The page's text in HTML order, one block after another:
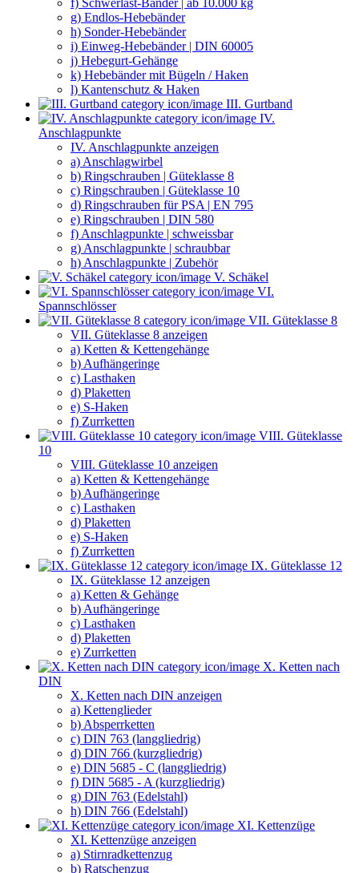
g) Endlos-Hebebänder
h) Sonder-Hebebänder
i) Einweg-Hebebänder | DIN 60005
j) Hebegurt-Gehänge
k) Hebebänder mit Bügeln / Haken
l) Kantenschutz & Haken
III. Gurtband
IV.
Anschlagpunkte
IV. Anschlagpunkte anzeigen
a) Anschlagwirbel
b) Ringschrauben | Güteklasse 8
c) Ringschrauben | Güteklasse 10
d) Ringschrauben für PSA | EN 795
e) Ringschrauben | DIN 580
f) Anschlagpunkte | schweissbar
g) Anschlagpunkte | schraubbar
h) Anschlagpunkte | Zubehör
V. Schäkel
VI.
Spannschlösser
VII. Güteklasse 8
VII. Güteklasse 8 anzeigen
a) Ketten & Kettengehänge
b) Aufhängeringe
c) Lasthaken
d) Plaketten
e) S-Haken
f) Zurrketten
VIII. Güteklasse
10
VIII. Güteklasse 10 anzeigen
a) Ketten & Kettengehänge
b) Aufhängeringe
c) Lasthaken
d) Plaketten
e) S-Haken
f) Zurrketten
IX. Güteklasse 12
IX. Güteklasse 12 anzeigen
a) Ketten & Gehänge
b) Aufhängeringe
c) Lasthaken
d) Plaketten
e) Zurrketten
X. Ketten nach
DIN
X. Ketten nach DIN anzeigen
a) Kettenglieder
b) Absperrketten
c) DIN 763 (langgliedrig)
d) DIN 766 (kurzgliedrig)
e) DIN 5685 - C (langgliedrig)
f) DIN 5685 - A (kurzgliedrig)
g) DIN 763 (Edelstahl)
h) DIN 766 (Edelstahl)
XI. Kettenzüge
XI. Kettenzüge anzeigen
a) Stirnradkettenzug
b) Ratschenzug